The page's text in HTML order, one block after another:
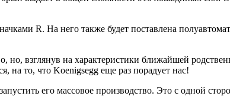
R. На него также будет поставлена
взглянув на характеристики ближайшей
на то, что Koenigsegg еще раз порадует нас!
его массовое производство. Это с одной